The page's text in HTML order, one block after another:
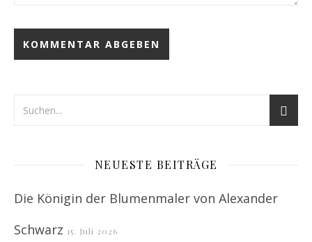
NEUESTE BEITRÄGE
Die Königin der Blumenmaler von Alexander
Schwarz 15. Juli 2026